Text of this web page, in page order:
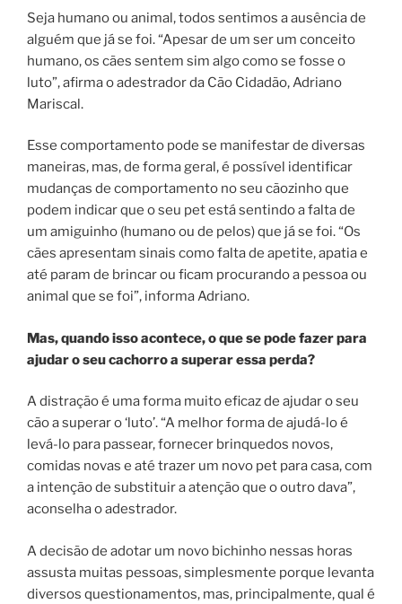
Seja humano ou animal, todos sentimos a ausência de
alguém que já se foi. “Apesar de um ser um conceito
humano, os cães sentem sim algo como se fosse o
luto”, afirma o adestrador da Cão Cidadão, Adriano
Mariscal.
Esse comportamento pode se manifestar de diversas
maneiras, mas, de forma geral, é possível identificar
mudanças de comportamento no seu cãozinho que
podem indicar que o seu pet está sentindo a falta de
um amiguinho (humano ou de pelos) que já se foi. “Os
cães apresentam sinais como falta de apetite, apatia e
até param de brincar ou ficam procurando a pessoa ou
animal que se foi”, informa Adriano.
Mas, quando isso acontece, o que se pode fazer para
ajudar o seu cachorro a superar essa perda?
A distração é uma forma muito eficaz de ajudar o seu
cão a superar o ‘luto’. “A melhor forma de ajudá-lo é
levá-lo para passear, fornecer brinquedos novos,
comidas novas e até trazer um novo pet para casa, com
a intenção de substituir a atenção que o outro dava”,
aconselha o adestrador.
A decisão de adotar um novo bichinho nessas horas
assusta muitas pessoas, simplesmente porque levanta
diversos questionamentos, mas, principalmente, qual é